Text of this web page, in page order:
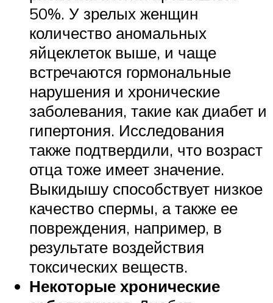
50%. У зрелых женщин
количество аномальных
яйцеклеток выше, и чаще
встречаются гормональные
нарушения и хронические
заболевания, такие как диабет и
гипертония. Исследования
также подтвердили, что возраст
отца тоже имеет значение.
Выкидышу способствует низкое
качество спермы, а также ее
повреждения, например, в
результате воздействия
токсических веществ.
Некоторые хронические